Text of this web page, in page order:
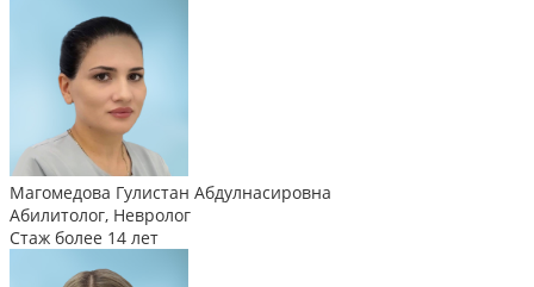
Магомедова Гулистан Абдулнасировна
Абилитолог, Невролог
Стаж более 14 лет